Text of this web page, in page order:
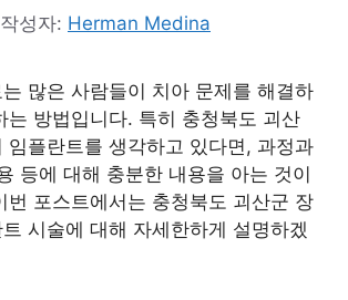
작성자: Herman Medina
많은 사람들이 치아 문제를 해결하
는 방법입니다. 특히 충청북도 괴산
임플란트를 생각하고 있다면, 과정과
등에 대해 충분한 내용을 아는 것이
번 포스트에서는 충청북도 괴산군 장
시술에 대해 자세한하게 설명하겠